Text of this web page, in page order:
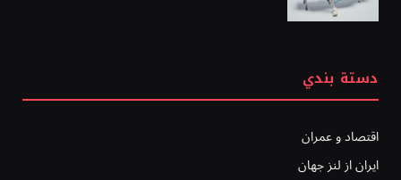
دستة بندي
اقتصاد و عمران
ایران از لنز جهان